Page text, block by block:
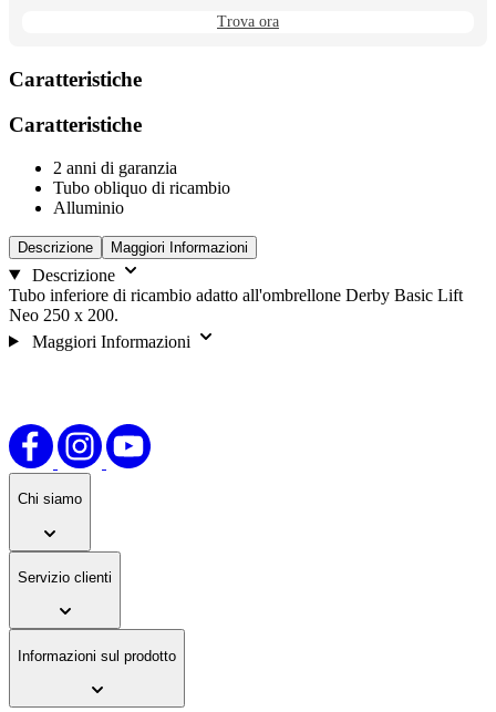
Trova ora
Caratteristiche
Caratteristiche
2 anni di garanzia
Tubo obliquo di ricambio
Alluminio
Descrizione Maggiori Informazioni
Descrizione
Tubo inferiore di ricambio adatto all'ombrellone Derby Basic Lift
Neo 250 x 200.
Maggiori Informazioni
Chi siamo
Servizio clienti
Informazioni sul prodotto